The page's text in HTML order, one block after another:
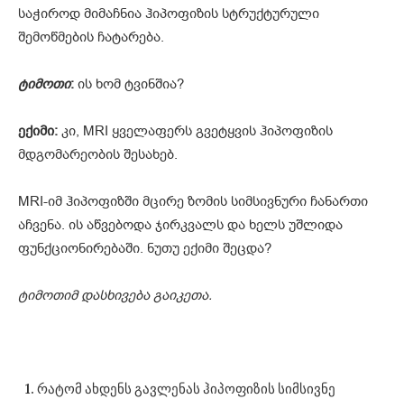
საჭიროდ მიმაჩნია ჰიპოფიზის სტრუქტურული
შემოწმების ჩატარება.
ტიმოთი: ის ხომ ტვინშია?
ექიმი: კი, MRI ყველაფერს გვეტყვის ჰიპოფიზის
მდგომარეობის შესახებ.
MRI-იმ ჰიპოფიზში მცირე ზომის სიმსივნური ჩანართი
აჩვენა. ის აწვებოდა ჯირკვალს და ხელს უშლიდა
ფუნქციონირებაში. ნუთუ ექიმი შეცდა?
ტიმოთიმ დასხივება გაიკეთა.
რატომ ახდენს გავლენას ჰიპოფიზის სიმსივნე